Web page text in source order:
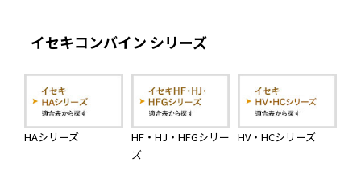
イセキコンバイン シリーズ
HAシリーズ
HF・HJ・HFGシリー
ズ
HV・HCシリーズ